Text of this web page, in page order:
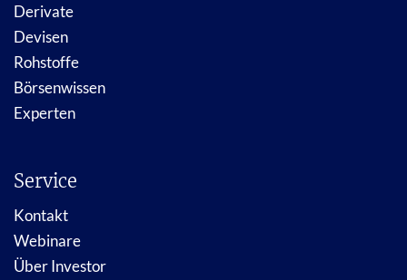
Derivate
Devisen
Rohstoffe
Börsenwissen
Experten
Service
Kontakt
Webinare
Über Investor